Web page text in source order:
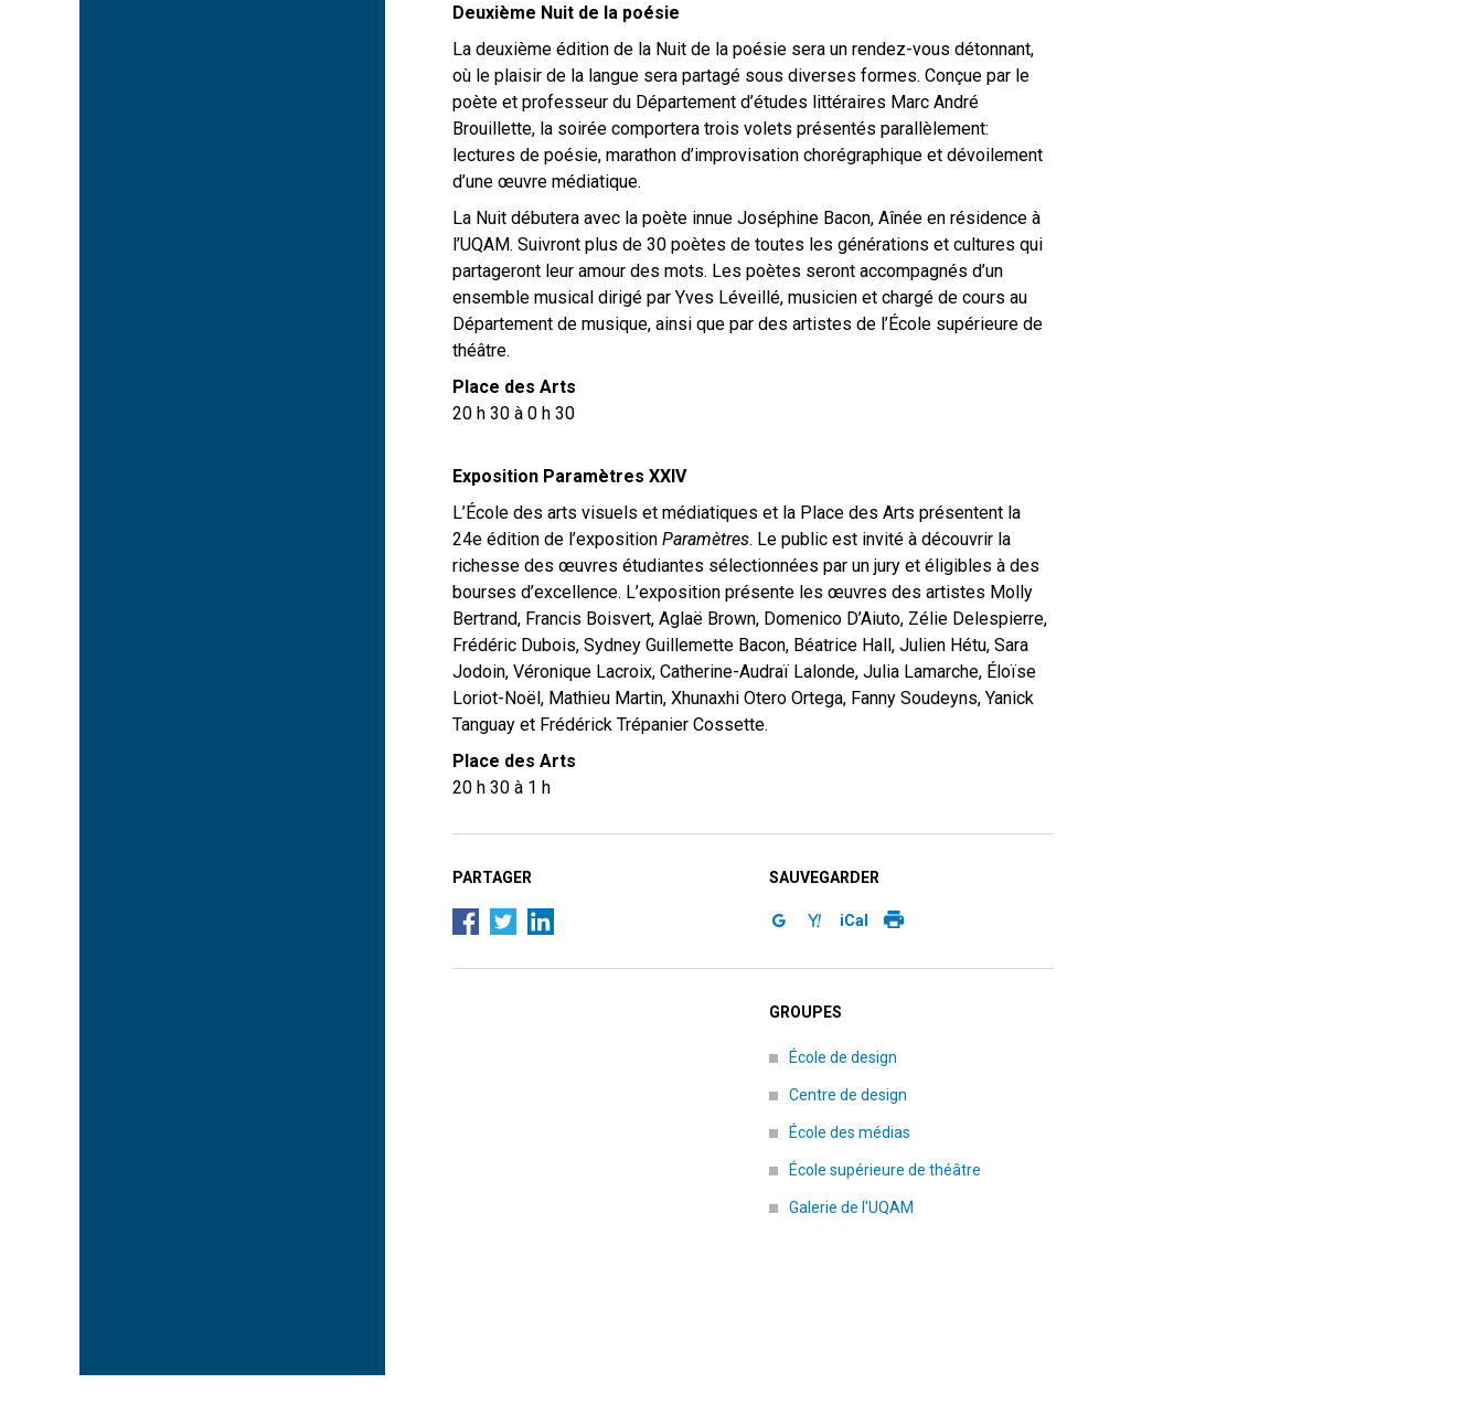
Deuxième Nuit de la poésie
La deuxième édition de la Nuit de la poésie sera un rendez-vous détonnant,
où le plaisir de la langue sera partagé sous diverses formes. Conçue par le
poète et professeur du Département d’études littéraires Marc André
Brouillette, la soirée comportera trois volets présentés parallèlement:
lectures de poésie, marathon d’improvisation chorégraphique et dévoilement
d’une œuvre médiatique.
La Nuit débutera avec la poète innue Joséphine Bacon, Aînée en résidence à
l’UQAM. Suivront plus de 30 poètes de toutes les générations et cultures qui
partageront leur amour des mots. Les poètes seront accompagnés d’un
ensemble musical dirigé par Yves Léveillé, musicien et chargé de cours au
Département de musique, ainsi que par des artistes de l’École supérieure de
théâtre.
Place des Arts
20 h 30 à 0 h 30
Exposition Paramètres XXIV
L’École des arts visuels et médiatiques et la Place des Arts présentent la
24e édition de l’exposition Paramètres. Le public est invité à découvrir la
richesse des œuvres étudiantes sélectionnées par un jury et éligibles à des
bourses d’excellence. L’exposition présente les œuvres des artistes Molly
Bertrand, Francis Boisvert, Aglaë Brown, Domenico D’Aiuto, Zélie Delespierre,
Frédéric Dubois, Sydney Guillemette Bacon, Béatrice Hall, Julien Hétu, Sara
Jodoin, Véronique Lacroix, Catherine-Audraï Lalonde, Julia Lamarche, Éloïse
Loriot-Noël, Mathieu Martin, Xhunaxhi Otero Ortega, Fanny Soudeyns, Yanick
Tanguay et Frédérick Trépanier Cossette.
Place des Arts
20 h 30 à 1 h
PARTAGER SAUVEGARDER
iCal
GROUPES
École de design
Centre de design
École des médias
École supérieure de théâtre
Galerie de l'UQAM